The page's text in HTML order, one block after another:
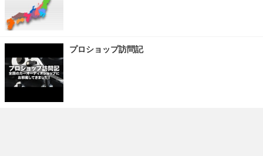
プロショップ訪問記